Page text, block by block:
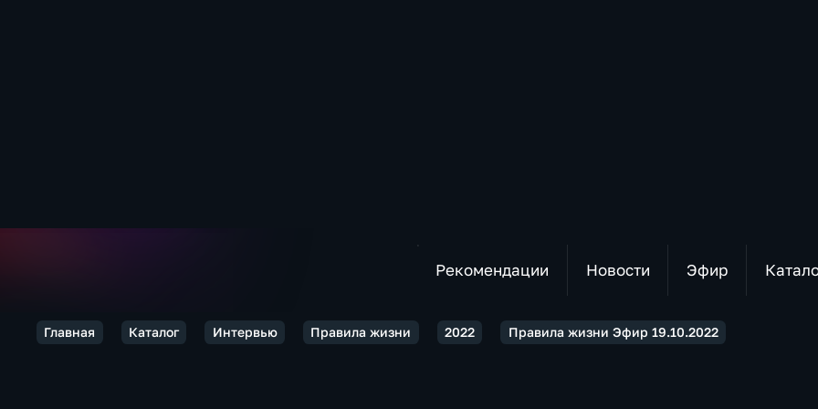
Рекомендации Новости Эфир
Главная Каталог Интервью Правила жизни 2022 Правила жизни Эфир 19.10.2022